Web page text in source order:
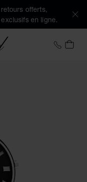
offerts,
en ligne.
+41